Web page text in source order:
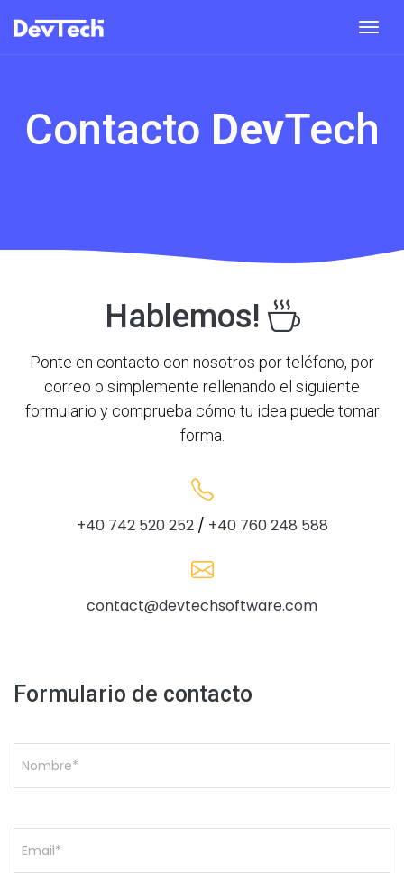
Contacto DevTech
Hablemos!
Ponte en contacto con nosotros por teléfono, por
correo o simplemente rellenando el siguiente
formulario y comprueba cómo tu idea puede tomar
forma.
+40 742 520 252 / +40 760 248 588
contact@devtechsoftware.com
Formulario de contacto